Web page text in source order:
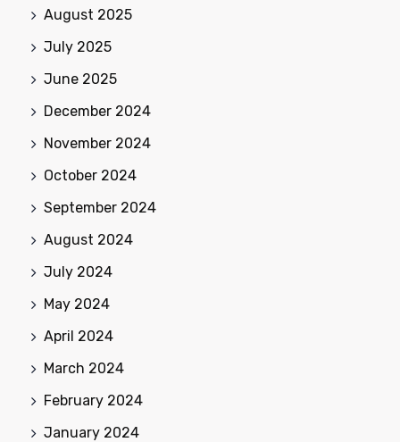
August 2025
July 2025
June 2025
December 2024
November 2024
October 2024
September 2024
August 2024
July 2024
May 2024
April 2024
March 2024
February 2024
January 2024